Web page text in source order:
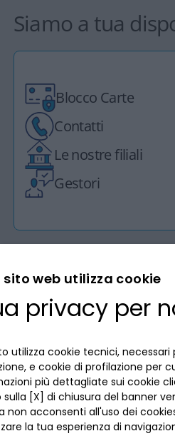
Siamo a tua
Blocco Carte
Contatti
Le nostre filiali
Gestori
LA BANCA
Dove siamo
Lavora con noi
INFORMAZIONI PER IL CLIENTE
Privacy
La tua scelta sui cookies
ACCESSIBILITÀ E APP
SEGUICI SUI SOCIAL
sito web utilizza cookie
privacy per
utilizza cookie tecnici,
e cookie di profilazione per
più dettagliate sui cookie
[X] di chiusura del banner
non acconsenti all'uso dei
la tua esperienza di